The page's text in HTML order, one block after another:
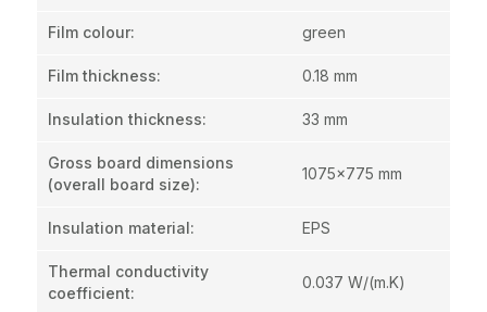
Film colour: green
Film thickness: 0.18 mm
Insulation thickness: 33 mm
Gross board dimensions
(overall board size):
1075x775 mm
Insulation material: EPS
Thermal conductivity
coefficient:
0.037 W/(m.K)